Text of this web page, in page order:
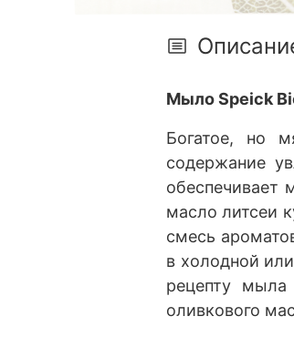
Мыло Speick
Богатое, но
содержание
обеспечивает
масло литсеи
смесь
в холодной
рецепту мыла
оливкового